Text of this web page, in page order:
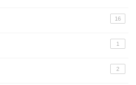
16
1
2